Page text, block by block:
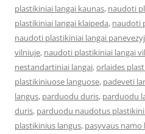
plastikiniai langai kaunas, naudoti
plastikiniai langai klaipeda, naudoti
naudoti plastikiniai langai
vilniuje, naudoti plastikiniai langai
nestandartiniai langai,orlaides
plastikiniuose languose, padeveti
langus, parduodu duris, parduodu
duris, parduodu naudotus
plastikinius langus, pasyvaus namo